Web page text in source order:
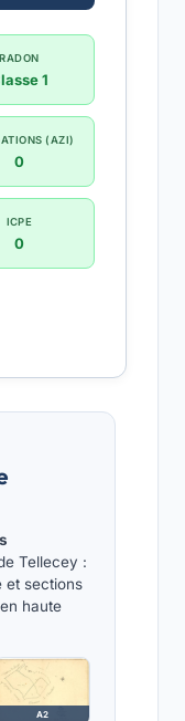
RADON
1
(AZI)
0
ICPE
0
Tellecey :
et sections
haute
A2